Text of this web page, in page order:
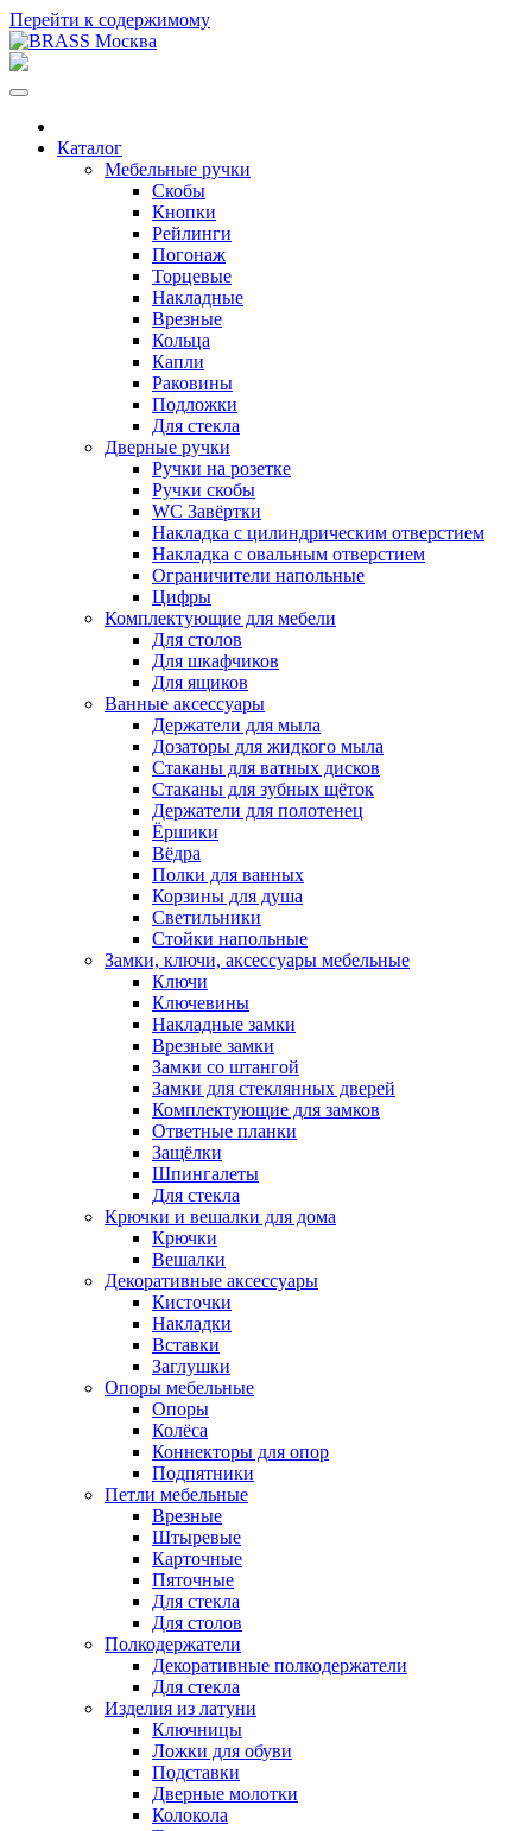
Перейти к содержимому
Каталог
Мебельные ручки
Скобы
Кнопки
Рейлинги
Погонаж
Торцевые
Накладные
Врезные
Кольца
Капли
Раковины
Подложки
Для стекла
Дверные ручки
Ручки на розетке
Ручки скобы
WC Завёртки
Накладка с цилиндрическим отверстием
Накладка с овальным отверстием
Ограничители напольные
Цифры
Комплектующие для мебели
Для столов
Для шкафчиков
Для ящиков
Ванные аксессуары
Держатели для мыла
Дозаторы для жидкого мыла
Стаканы для ватных дисков
Стаканы для зубных щёток
Держатели для полотенец
Ёршики
Вёдра
Полки для ванных
Корзины для душа
Светильники
Стойки напольные
Замки, ключи, аксессуары мебельные
Ключи
Ключевины
Накладные замки
Врезные замки
Замки со штангой
Замки для стеклянных дверей
Комплектующие для замков
Ответные планки
Защёлки
Шпингалеты
Для стекла
Крючки и вешалки для дома
Крючки
Вешалки
Декоративные аксессуары
Кисточки
Накладки
Вставки
Заглушки
Опоры мебельные
Опоры
Колёса
Коннекторы для опор
Подпятники
Петли мебельные
Врезные
Штыревые
Карточные
Пяточные
Для стекла
Для столов
Полкодержатели
Декоративные полкодержатели
Для стекла
Изделия из латуни
Ключницы
Ложки для обуви
Подставки
Дверные молотки
Колокола